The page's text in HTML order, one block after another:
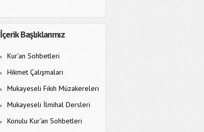
İçerik Başlıklarımız
Kur’an Sohbetleri
Hikmet Çalışmaları
Mukayeseli Fıkıh Müzakereleri
Mukayeseli İlmihal Dersleri
Konulu Kur’an Sohbetleri